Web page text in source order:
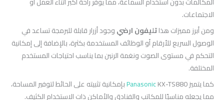
الاجتماعات.
ومن أبرز مميزات هذاتليفون ارضيوجود أزرار قابلة للبرمجة تساعد في
الوصول السريع للأرقام أو الوظائف المستخدمة بكثرة، بالإضافة إلى إمكانية
التحكم في مستوى الصوت ونغمة الرنين بما يناسب احتياجات المستخدم
المختلفة.
كما يتميز
PanasonicKX-TS880 بإمكانية تثبيته على الحائط لتوفير المساحة،
مما يجعله مناسبًا للمكاتب والفنادق والأماكن ذات الاستخدام الكثيف.